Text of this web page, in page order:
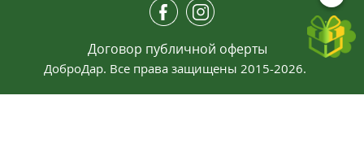
Договор публичной оферты
ДоброДар. Все права защищены 2015-2026.